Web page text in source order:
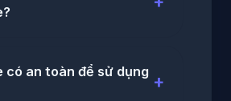
có an toàn để sử dụng